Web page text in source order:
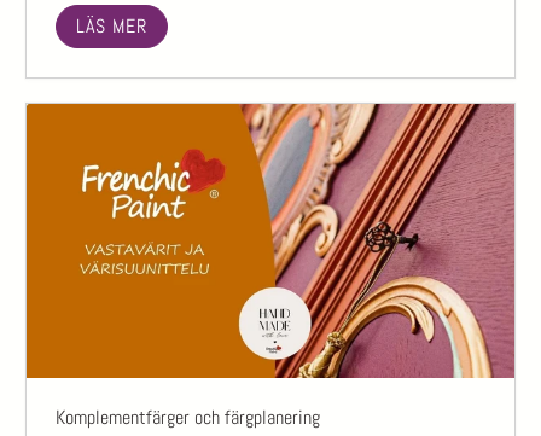
LÄS MER
Komplementfärger och färgplanering